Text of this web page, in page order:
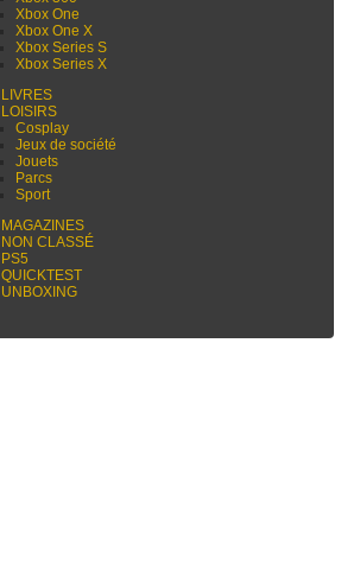
Xbox One
Xbox One X
Xbox Series S
Xbox Series X
LIVRES
LOISIRS
Cosplay
Jeux de société
Jouets
Parcs
Sport
MAGAZINES
NON CLASSÉ
PS5
QUICKTEST
UNBOXING